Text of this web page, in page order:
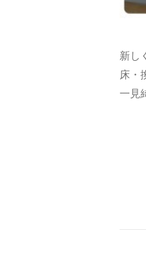
新し
床・
一見